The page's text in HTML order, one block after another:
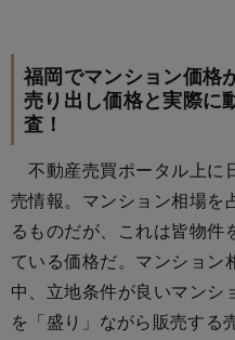
福岡でマンション価格
売り出し価格と実際に
査！
不動産売買ポータル上に
売情報。マンション相場を
るものだが、これは皆物件
ている価格だ。マンション
中、立地条件が良いマンシ
を「盛り」ながら販売する